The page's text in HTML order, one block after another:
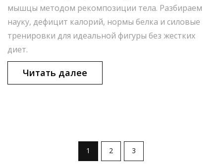
мышцы методом рекомпозиции тела. Разбираем
науку, дефицит калорий, нормы белка и силовые
тренировки для идеальной фигуры без жестких
диет.
Читать далее
1 2 3